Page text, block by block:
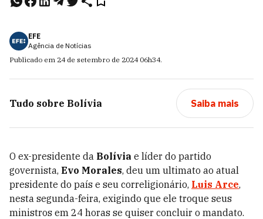
EFE
Agência de Notícias
Publicado em 24 de setembro de 2024 06h34.
Tudo sobre Bolívia Saiba mais
O ex-presidente da Bolívia e líder do partido
governista, Evo Morales, deu um ultimato ao atual
presidente do país e seu correligionário, Luis Arce,
nesta segunda-feira, exigindo que ele troque seus
ministros em 24 horas se quiser concluir o mandato.